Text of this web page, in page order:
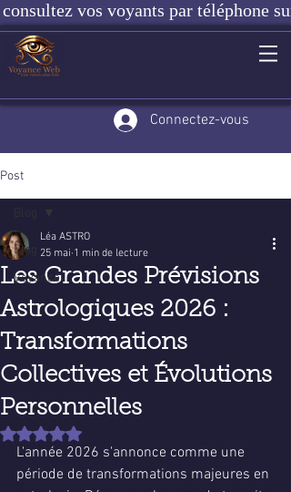
consultez vos voyants par téléphone
Connectez-vous
Post
Blog
Voyance
Les Grandes Prévisions
Astrologiques 2026 :
Transformations
Collectives et Évolutions
Personnelles
Léa ASTRO
25 mai 1 min de lecture
Noté NaN étoiles sur 5.
L'année 2026 s'annonce comme une
période de transformations majeures en